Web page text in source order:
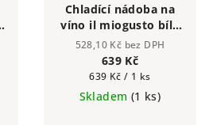
Chladící nádoba na
víno il miogusto bílá
na 5 láhví
528,10 Kč bez DPH
639 Kč
Měrná
cena:
639 Kč / 1 ks
Skladem (1 ks)